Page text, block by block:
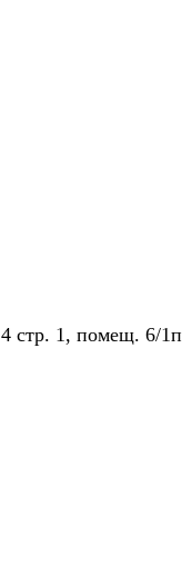
стр. 1, помещ. 6/1п